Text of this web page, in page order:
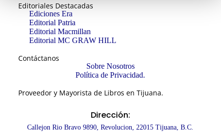
Editoriales Destacadas
Ediciones Era
Editorial Patria
Editorial Macmillan
Editorial MC GRAW HILL
Contáctanos
Sobre Nosotros
Política de Privacidad.
Proveedor y Mayorista de Libros en Tijuana.
Dirección:
Callejon Rio Bravo 9890, Revolucion, 22015 Tijuana, B.C.